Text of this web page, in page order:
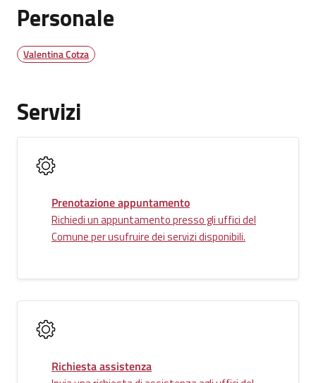
Personale
Valentina Cotza
Servizi
Prenotazione appuntamento
Richiedi un appuntamento presso gli uffici del
Comune per usufruire dei servizi disponibili.
Richiesta assistenza